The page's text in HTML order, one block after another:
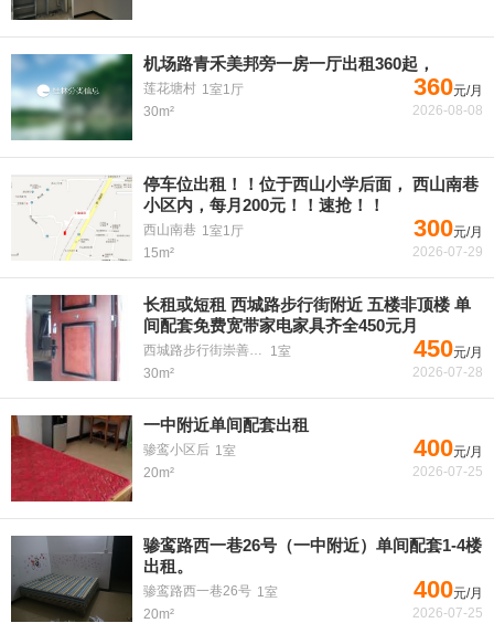
机场路青禾美邦旁一房一厅出租360起，
莲花塘村 1室1厅
30m²
360元/月
2026-08-08
停车位出租！！位于西山小学后面， 西山南巷
小区内，每月200元！！速抢！！
西山南巷 1室1厅
15m²
300元/月
2026-07-29
长租或短租 西城路步行街附近 五楼非顶楼 单
间配套免费宽带家电家具齐全450元月
西城路步行街崇善学区1室
30m²
450元/月
2026-07-28
一中附近单间配套出租
骖鸾小区后 1室
20m²
400元/月
2026-07-25
骖鸾路西一巷26号（一中附近）单间配套1-4楼
出租。
骖鸾路西一巷26号 1室
20m²
400元/月
2026-07-25